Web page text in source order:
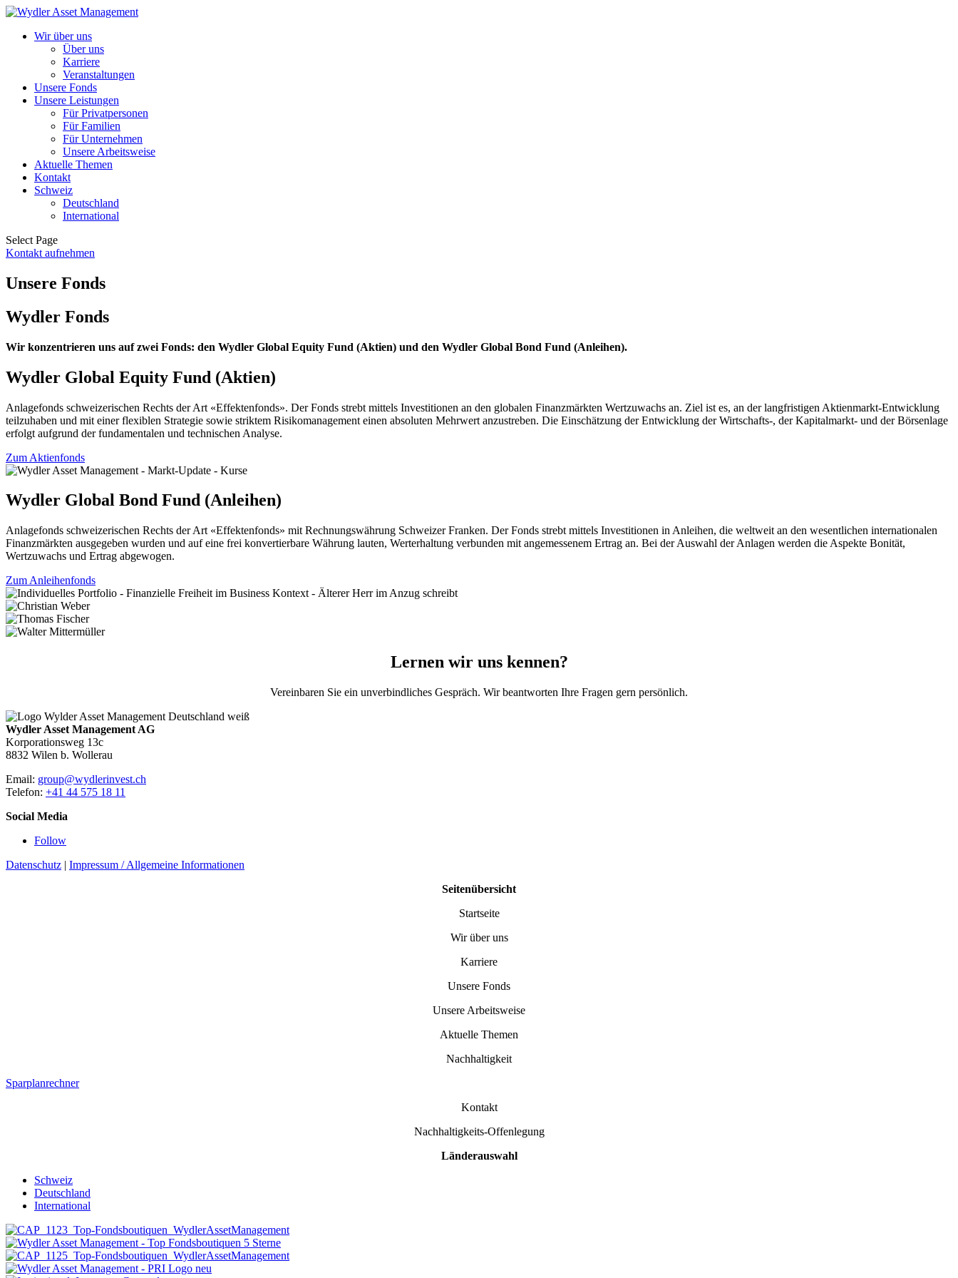
Wir über uns
Über uns
Karriere
Veranstaltungen
Unsere Fonds
Unsere Leistungen
Für Privatpersonen
Für Familien
Für Unternehmen
Unsere Arbeitsweise
Aktuelle Themen
Kontakt
Schweiz
Deutschland
International
Select Page
Kontakt aufnehmen
Unsere Fonds
Wydler Fonds
Wir konzentrieren uns auf zwei Fonds: den Wydler Global Equity Fund (Aktien) und den Wydler Global Bond Fund (Anleihen).
Wydler Global Equity Fund (Aktien)
Anlagefonds schweizerischen Rechts der Art «Effektenfonds». Der Fonds strebt mittels Investitionen an den globalen Finanzmärkten Wertzuwachs an. Ziel ist es, an der langfristigen Aktienmarkt-Entwicklung
teilzuhaben und mit einer flexiblen Strategie sowie striktem Risikomanagement einen absoluten Mehrwert anzustreben. Die Einschätzung der Entwicklung der Wirtschafts-, der Kapitalmarkt- und der Börsenlage
erfolgt aufgrund der fundamentalen und technischen Analyse.
Zum Aktienfonds
Wydler Global Bond Fund (Anleihen)
Anlagefonds schweizerischen Rechts der Art «Effektenfonds» mit Rechnungswährung Schweizer Franken. Der Fonds strebt mittels Investitionen in Anleihen, die weltweit an den wesentlichen internationalen
Finanzmärkten ausgegeben wurden und auf eine frei konvertierbare Währung lauten, Werterhaltung verbunden mit angemessenem Ertrag an. Bei der Auswahl der Anlagen werden die Aspekte Bonität,
Wertzuwachs und Ertrag abgewogen.
Zum Anleihenfonds
Lernen wir uns kennen?
Vereinbaren Sie ein unverbindliches Gespräch. Wir beantworten Ihre Fragen gern persönlich.
Wydler Asset Management AG
Korporationsweg 13c
8832 Wilen b. Wollerau
Email: group@wydlerinvest.ch
Telefon: +41 44 575 18 11
Social Media
Follow
Datenschutz | Impressum / Allgemeine Informationen
Seitenübersicht
Startseite
Wir über uns
Karriere
Unsere Fonds
Unsere Arbeitsweise
Aktuelle Themen
Nachhaltigkeit
Sparplanrechner
Kontakt
Nachhaltigkeits-Offenlegung
Länderauswahl
Schweiz
Deutschland
International